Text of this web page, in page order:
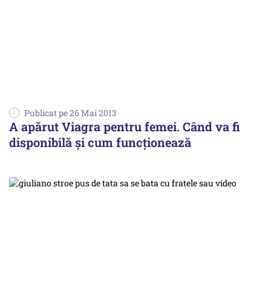
Publicat pe 26 Mai 2013
A apărut Viagra pentru femei. Când va fi
disponibilă și cum funcționează